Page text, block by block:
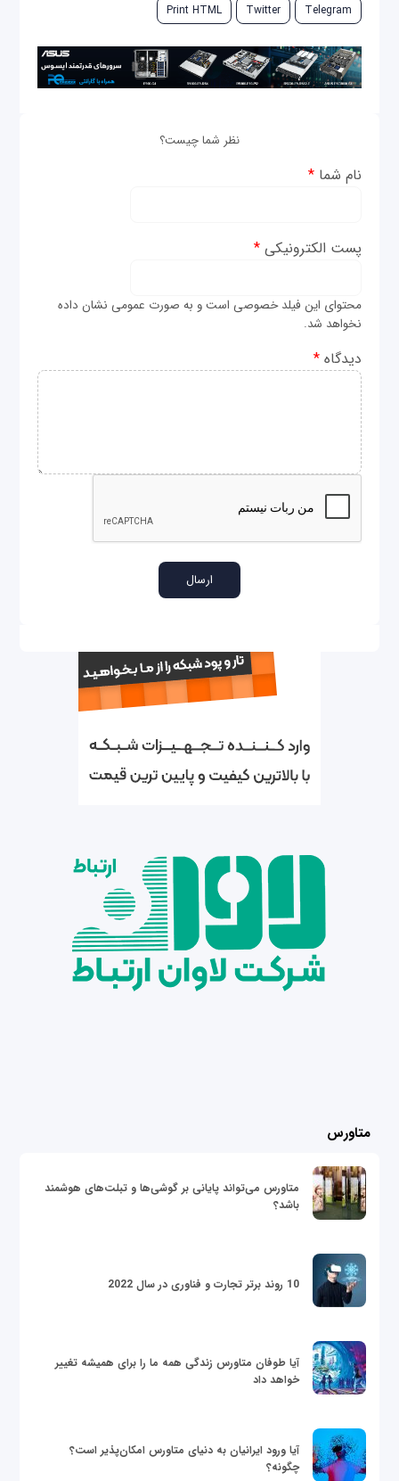
Telegram
Twitter
Print HTML
نظر شما چیست؟
نام شما*
پست الکترونیکی*
محتوای این فیلد خصوصی است و به صورت عمومی نشان داده
نخواهد شد.
دیدگاه*
متاورس
متاورس می‌تواند پایانی بر گوشی‌ها و تبلت‌های هوشمند
باشد؟
10 روند برتر تجارت و فناوری در سال 2022
آیا طوفان متاورس زندگی همه ما را برای همیشه تغییر
خواهد داد
آیا ورود ایرانیان به دنیای متاورس امکان‌پذیر است؟
چگونه؟